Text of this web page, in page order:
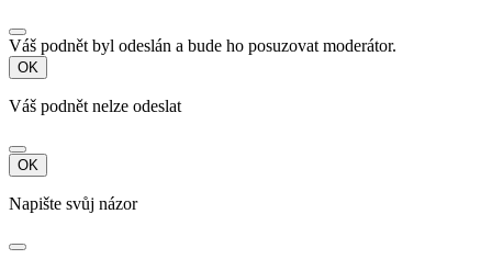
Váš podnět byl odeslán a bude ho posuzovat moderátor.
OK
Váš podnět nelze odeslat
OK
Napište svůj názor